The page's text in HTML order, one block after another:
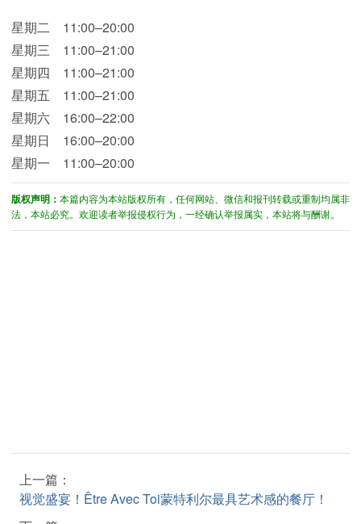
星期二
11:00–20:00
星期三
11:00–21:00
星期四
11:00–21:00
星期五
11:00–21:00
星期六
16:00–22:00
星期日
16:00–20:00
星期一
11:00–20:00
版权声明： 本篇内容为本站版权所有，任何网站、微信和报刊转载或重制均属非
法，本站必究。欢迎读者举报侵权行为，一经确认举报属实，本站将与酬谢。
上一篇：
视觉盛宴！Être Avec Toi蒙特利尔最具艺术感的餐厅！